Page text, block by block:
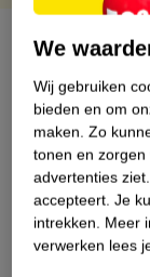
Over dit
Nature
We
Wij gebruiken
bieden en om
maken. Zo
tonen en
advertenties ziet.
accepteert. Je
intrekken. Meer
verwerken lees